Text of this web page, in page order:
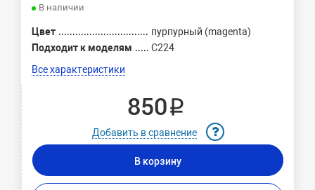
В наличии
Цвет
пурпурный (magenta)
Подходит к моделям
C224
Все характеристики
850 ₽
Добавить в сравнение
В корзину